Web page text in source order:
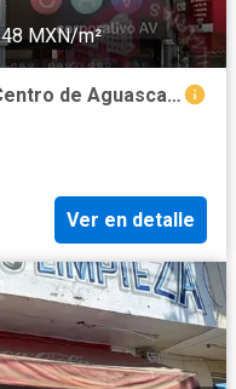
MXN/m²
VENTA finca Comercial Zona Centro de Aguascalientes 2 plantas a 3 cuadras de la Plaza
Ver en detalle